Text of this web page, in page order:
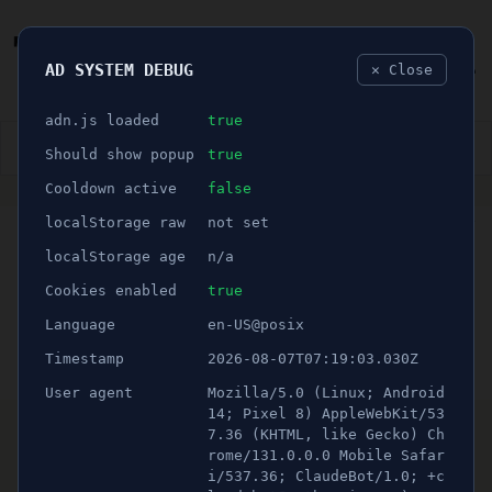
👮🏻‍♂️ BLÅLJUS ÅSIKTER SPORT
ANNONS
Två män avled efter
Salemolyckan
Publicerad 17 augusti 2021 02:00
Uppdaterad 16 juni 2026 23:18
Tidigt på måndagen inträffade en allvarlig
olycka på E4 i höjd med Salem som Telgenytt
tidigare rapporterat.
AD SYSTEM DEBUG ✕ Close
adn.js loaded true
Should show popup true
Cooldown active false
localStorage raw not set
localStorage age n/a
Cookies enabled true
Language en-US@posix
Timestamp 2026-08-07T07:19:03.030Z
User agent
Mozilla/5.0 (Linux; Android
14; Pixel 8) AppleWebKit/53
7.36 (KHTML, like Gecko) Ch
rome/131.0.0.0 Mobile Safar
i/537.36; ClaudeBot/1.0; +c